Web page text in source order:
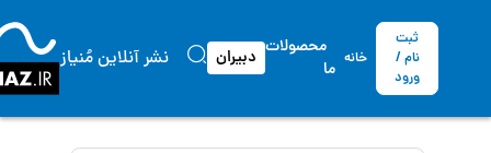
ثبت
نام /
ورود
خانه
محصولات
ما
دبیران نشر آنلاین مُنیاز